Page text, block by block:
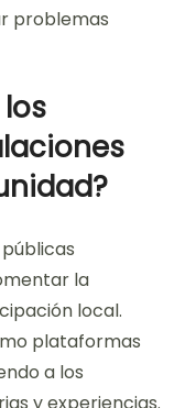
problemas
la
local.
plataformas
a los
y experiencias.